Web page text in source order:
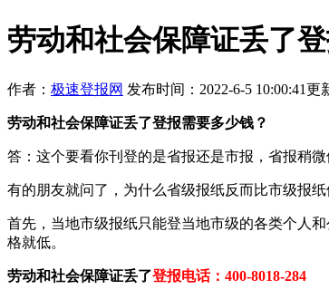
劳动和社会保障证丢了
作者： 极速登报网 发布时间：2022-6-5 10:00:41更
劳动和社会保障证丢了登报需要多少钱？
答：这个要看你刊登的是省报还是市报，省报稍
有的朋友就问了，为什么省级报纸反而比市级报
首先，当地市级报纸只能登当地市级的各类个人
格就低。
劳动和社会保障证丢了登报电话：400-8018-284